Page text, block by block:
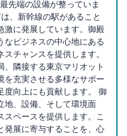
先端の設備が整っていま
、新幹線の駅があること
激に発展しています。御殿
なビジネスの中心地にある
チャンスを提供します。
、隣接する東京マリオット
を充実させる多様なサポー
度向上にも貢献します。 御
地、設備、そして環境面
スペースを提供します。こ
発展に寄与することを、心